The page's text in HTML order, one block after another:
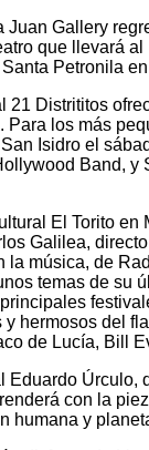
Gallery
que llevará
Petronila
21 Distrititos
los más
Isidro el
Band, y
El Torito en
Galilea,
la música, de
temas de su
hermosos del
de Lucía, Bill
Úrculo,
con la
humana y